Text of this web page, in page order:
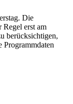
Die
Regel erst am
berücksichtigen,
Programmdaten